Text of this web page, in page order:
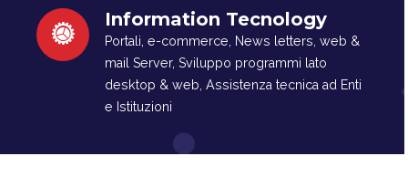
Information Tecnology
Portali, e-commerce, News letters, web &
mail Server, Sviluppo programmi lato
desktop & web, Assistenza tecnica ad Enti
e Istituzioni